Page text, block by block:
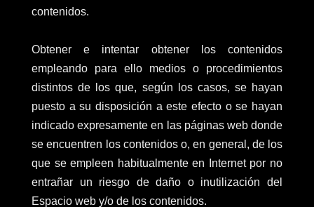
contenidos.
Obtener e intentar obtener los contenidos
empleando para ello medios o procedimientos
distintos de los que, según los casos, se hayan
puesto a su disposición a este efecto o se hayan
indicado expresamente en las páginas web donde
se encuentren los contenidos o, en general, de los
que se empleen habitualmente en Internet por no
entrañar un riesgo de daño o inutilización del
Espacio web y/o de los contenidos.